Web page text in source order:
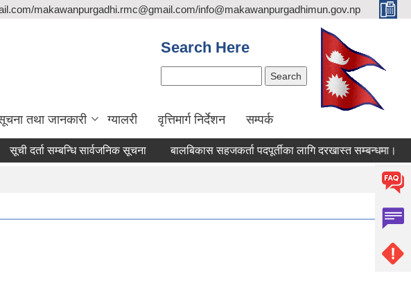
makawanpurgadhi.rmc@gmail.com/info@makawanpurgadhimun.gov.np
Search Here
तथा जानकारी ग्यालरी वृत्तिमार्ग निर्देशन सम्पर्क
सम्बन्धि सार्वजनिक सूचना बालबिकास सहजकर्ता पदपूर्तीका लागि दरखास्त सम्बन्धमा। रिक्त